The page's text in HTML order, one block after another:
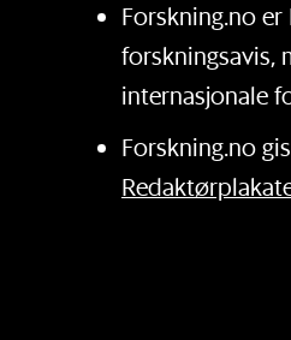
Forskning.no
forskningsavis,
internasjonale
Forskning.no